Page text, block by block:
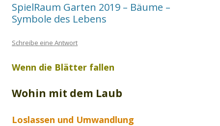
SpielRaum Garten 2019 – Bäume –
Symbole des Lebens
Schreibe eine Antwort
Wenn die Blätter fallen
Wohin mit dem Laub
Loslassen und Umwandlung